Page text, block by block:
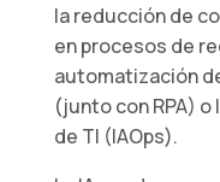
la reducción de
en procesos de
automatización
(junto con RPA)
de TI (IAOps).